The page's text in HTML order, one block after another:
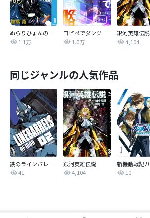
ぬらりひょんの孫 モノクロ版
1.1万
コピペでダンジョン攻略！【タテヨミ】
1.0万
銀河英雄伝説
4,104
同じジャンルの人気作品
鉄のラインバレル 完全版
41
銀河英雄伝説
4,104
10